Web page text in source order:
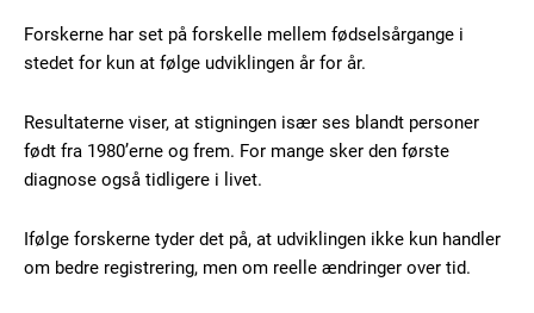
Forskerne har set på forskelle mellem fødselsårgange i
stedet for kun at følge udviklingen år for år.
Resultaterne viser, at stigningen især ses blandt personer
født fra 1980’erne og frem. For mange sker den første
diagnose også tidligere i livet.
Ifølge forskerne tyder det på, at udviklingen ikke kun handler
om bedre registrering, men om reelle ændringer over tid.